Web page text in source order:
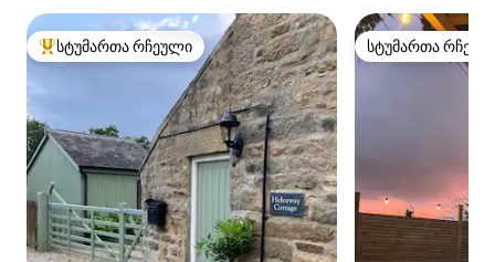
სტუმართა რჩეული მოწინავე ვარიანტი
სტუმართა რჩეული სტუმართა
სტუმართა